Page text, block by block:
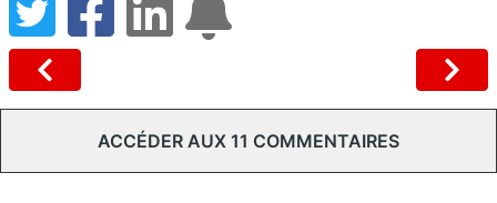
ACCÉDER AUX 11 COMMENTAIRES